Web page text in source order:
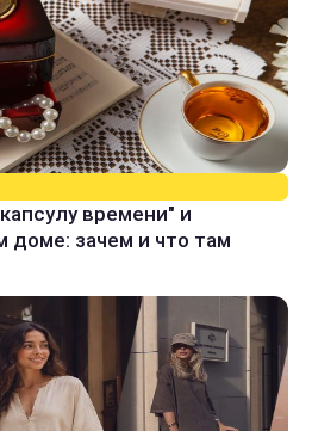
времени" и
доме: зачем и что там